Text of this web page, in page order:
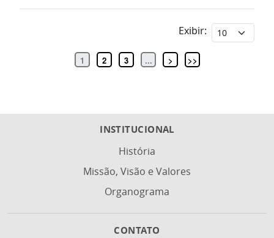
Exibir:
1 2 3 ... > >>
INSTITUCIONAL
História
Missão, Visão e Valores
Organograma
CONTATO